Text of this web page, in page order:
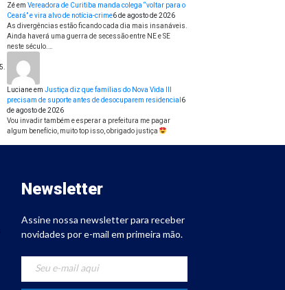
Zéem Vereadora de Curitiba manda colega “voltar para o
Ceará” e vira alvo de notícia-crime6 de agosto de 2026
As divergências estão ficando cada dia mais insanáveis.
Ainda haverá uma guerra de secessão entre NE e SE
neste século.…
Lucianeem Justiça diz que famílias do Nova Vida III
precisam de suporte antes de desocuparem residencial 6
de agosto de 2026
Vou invadir também e esperar a prefeitura me pagar
algum benefício, muito top isso, obrigado justiça
Newsletter
Assine nossa newsletter para receber
novidades por e-mail em primeira mão.